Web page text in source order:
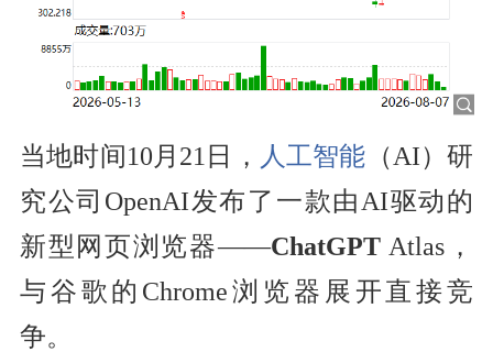
当地时间10月21日， 人工智能 （AI）研
究公司OpenAI发布了一款由AI驱动的
新型网页浏览器——ChatGPT Atlas，
与谷歌的Chrome浏览器展开直接竞
争。